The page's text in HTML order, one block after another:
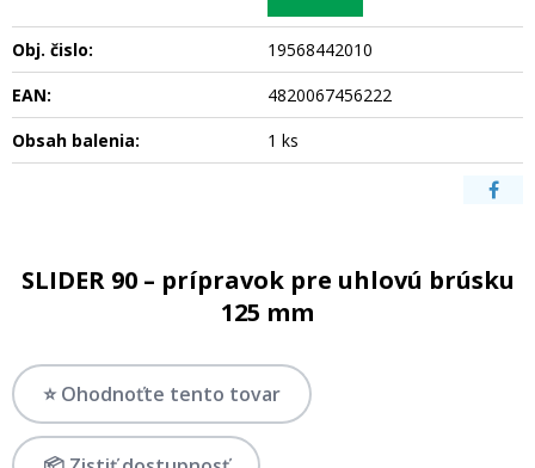
Obj. čislo:
19568442010
EAN:
4820067456222
Obsah balenia:
1 ks
SLIDER 90 – prípravok pre uhlovú brúsku
125 mm
⭐ Ohodnoťte tento tovar